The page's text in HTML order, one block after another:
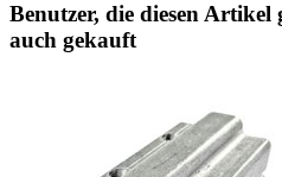
Benutzer, die diesen
auch gekauft